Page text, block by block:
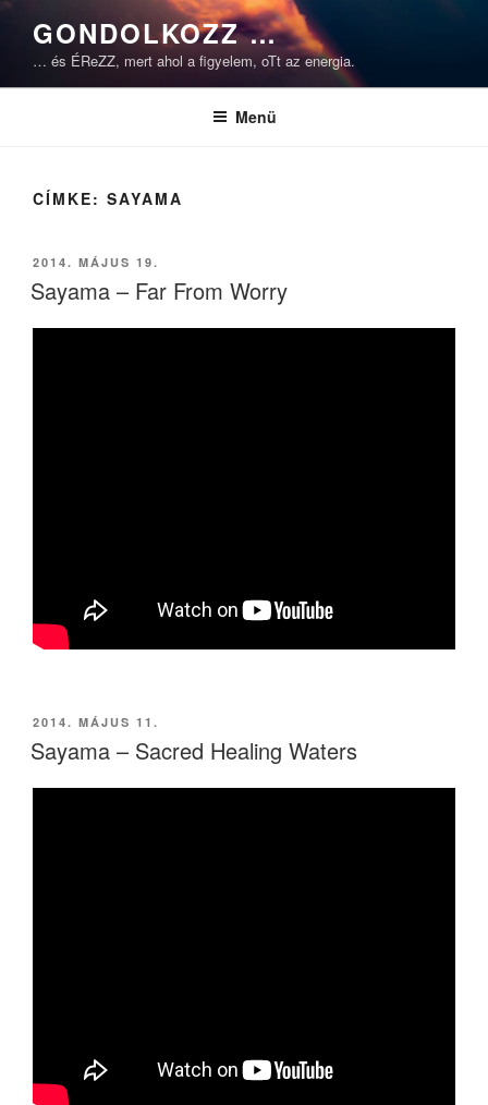
Tartalomhoz
GONDOLKOZZ …
… és ÉReZZ, mert ahol a figyelem, oTt az energia.
Menü
CÍMKE: SAYAMA
BEKÜLDVE:
2014. MÁJUS 19.
Sayama – Far From Worry
BEKÜLDVE:
2014. MÁJUS 11.
Sayama – Sacred Healing Waters